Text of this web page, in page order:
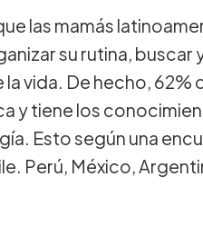
las mamás
su rutina,
vida. De hecho, 62%
y tiene los
Esto según una
Perú, México,